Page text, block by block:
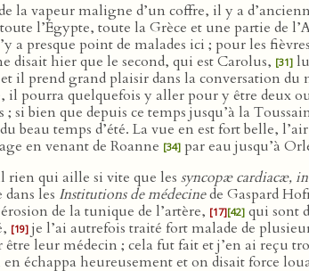
la vapeur maligne d’un coffre, il y a
l’Égypte, toute la Grèce et une partie de
a presque point de malades ici ; pour les
disait hier que le second, qui est Carolus, [31]
il prend grand plaisir dans la conversation
il pourra quelquefois y aller pour y être deux
si bien que depuis ce temps jusqu’à la
beau temps d’été. La vue en est fort belle,
en venant de Roanne [34] par eau jusqu’à
rien qui aille si vite que les syncopæ cardiacæ,
les Institutions de médecinede Gaspard
de la tunique de l’artère, [17][42] qui sont
[19] je l’ai autrefois traité fort malade de
être leur médecin ; cela fut fait et j’en ai reçu
échappa heureusement et on disait force